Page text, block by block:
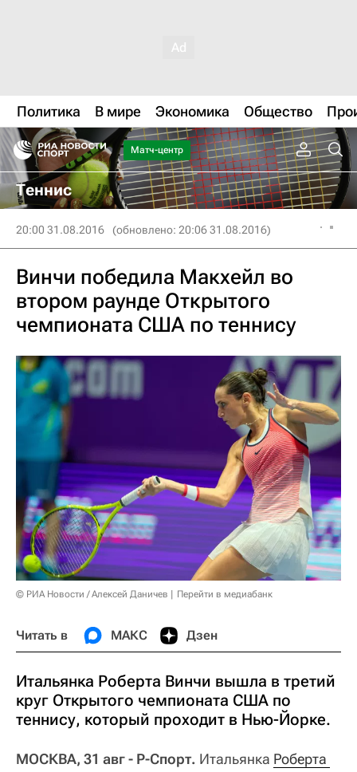
Политика В мире Экономика Общество
Матч-центр
Теннис
20:00 31.08.2016 (обновлено: 20:06 31.08.2016)
Винчи победила Макхейл во
втором раунде Открытого
чемпионата США по теннису
© РИА Новости / Алексей Даничев Перейти в медиабанк
Читать в МАКС Дзен
Итальянка Роберта Винчи вышла в третий
круг Открытого чемпионата США по
теннису, который проходит в Нью-Йорке.
МОСКВА, 31 авг - Р-Спорт. Итальянка Роберта